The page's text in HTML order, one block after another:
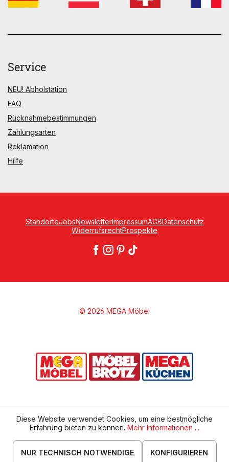
Service
NEU! Abholstation
FAQ
Rücknahmebestimmungen
Zahlungsarten
Reklamation
Hilfe
StandorteJobsNewsletterImpressumAGBDatenschutz
WiderrufsrechtProspekte
© 2026 MEGA Möbel
Diese Website verwendet Cookies, um eine bestmögliche
Erfahrung bieten zu können. Mehr Informationen ...
NUR TECHNISCH NOTWENDIGE KONFIGURIEREN